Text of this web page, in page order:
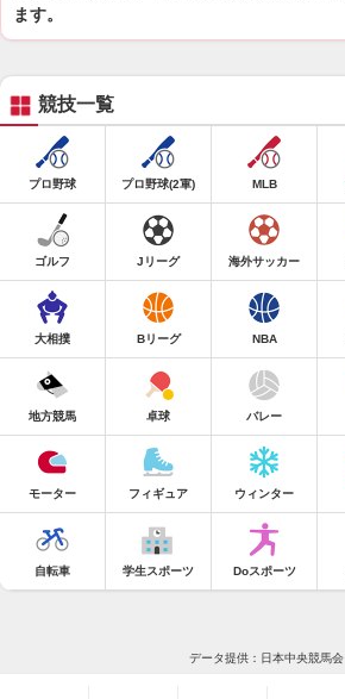
ます。
競技一覧
プロ野球 プロ野球(2軍) MLB
ゴルフ Jリーグ 海外サッカー
大相撲 Bリーグ NBA
地方競馬 卓球 バレー
モーター フィギュア ウィンター
自転車 学生スポーツ Doスポーツ
データ提供：日本中央競馬会